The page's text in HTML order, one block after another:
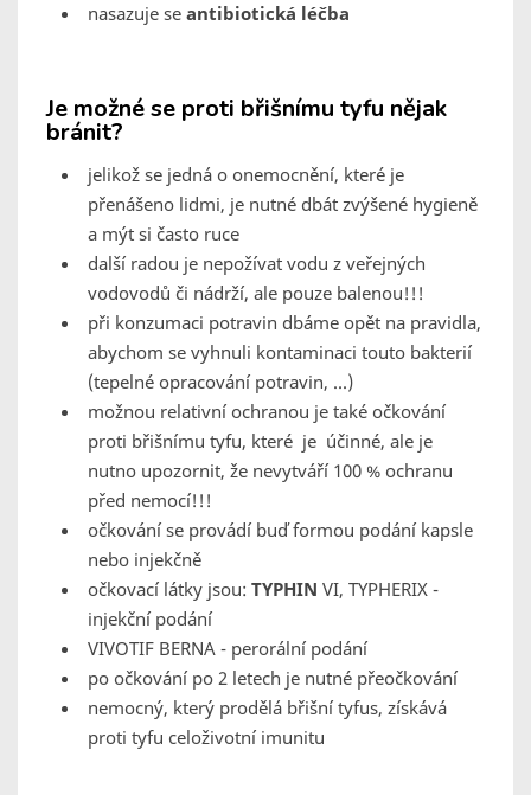
nasazuje se antibiotická léčba
Je možné se proti břišnímu tyfu nějak
bránit?
jelikož se jedná o onemocnění, které je
přenášeno lidmi, je nutné dbát zvýšené hygieně
a mýt si často ruce
další radou je nepožívat vodu z veřejných
vodovodů či nádrží, ale pouze balenou!!!
při konzumaci potravin dbáme opět na pravidla,
abychom se vyhnuli kontaminaci touto bakterií
(tepelné opracování potravin, ...)
možnou relativní ochranou je také očkování
proti břišnímu tyfu, které je účinné, ale je
nutno upozornit, že nevytváří 100 % ochranu
před nemocí!!!
očkování se provádí buď formou podání kapsle
nebo injekčně
očkovací látky jsou: TYPHIN VI, TYPHERIX -
injekční podání
VIVOTIF BERNA - perorální podání
po očkování po 2 letech je nutné přeočkování
nemocný, který prodělá břišní tyfus, získává
proti tyfu celoživotní imunitu